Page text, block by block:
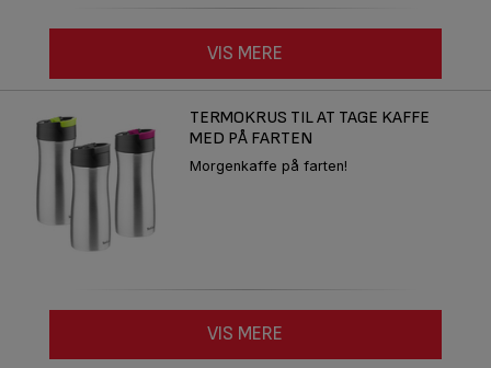
VIS MERE
TERMOKRUS TIL AT TAGE KAFFE
MED PÅ FARTEN
Morgenkaffe på farten!
VIS MERE